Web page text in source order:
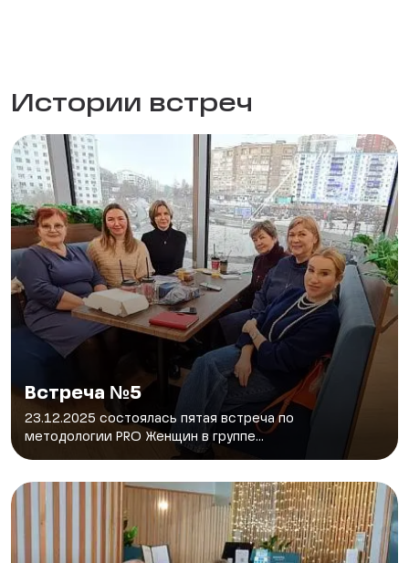
Истории встреч
Встреча №5
23.12.2025 состоялась пятая встреча по
методологии PRO Женщин в группе...